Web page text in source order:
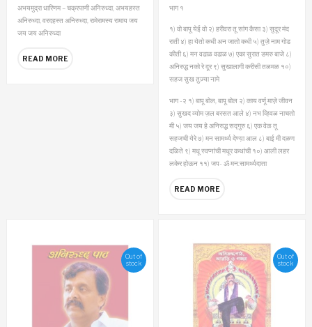
अभयमुद्रा धारिणम – चक्रपाणी अनिरुध्दा, अभयहस्त
अनिरुध्दा, वरदहस्त अनिरुध्दा, रामेरामस्य रामाय जय
जय जय अनिरुध्दा
READ MORE
भाग १
१) वो बापू येई वो २) हरीवरा तू सांग कैसा ३) सुदूर मंद
राती ४) हा येतो कधी अन जातो कधी ५) तुज़े नाम गोड
कीती ६) मन वढाळ वढाळ७) एका सुरात डमरु बाजे ८)
अनिरुद्ध नको रे दूर९) सुखालागी करीसी तळमळ १०)
सहज सुख तुज़्या नामे
भाग -२ १) बापू बोल, बापू बोल २) काय वर्णू माज़े जीवन
३) सुखद व्योम ज़ल बरसत आले ४) नभ व्हिवळ नाचतो
मी ५) जय जय हे अनिरुद्ध सद्गुरु ६) एक वेळ तू
सहजची येरे७) मन सामर्थ्य देण्य़ा आल ८) बाई मी दळण
दळिते ९) मधू स्वप्नांची मधूर कथांची १०) आली लहर
लकेर होऊन ११) जप- ॐ मन:सामर्थ्यदाता
READ MORE
Out of
stock
Out of
stock